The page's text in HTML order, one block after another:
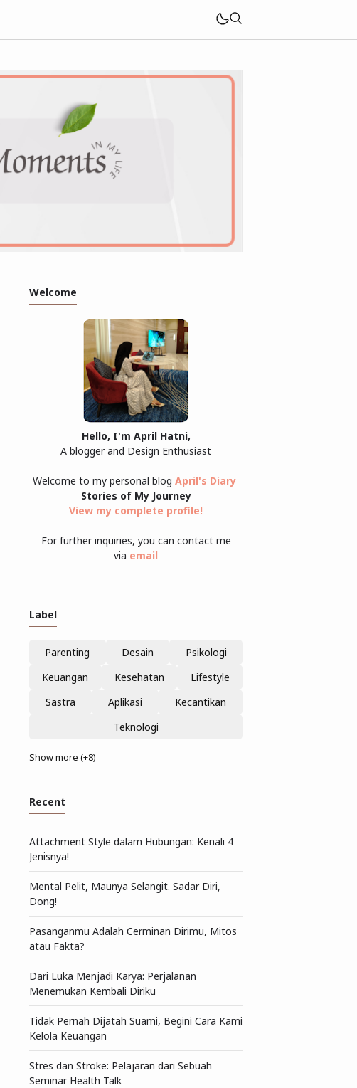
Welcome
Hello, I'm April Hatni,
A blogger and Design Enthusiast
Welcome to my personal blog April's Diary
Stories of My Journey
View my complete profile!
For further inquiries, you can contact me
via email
Label
Parenting Desain
Psikologi
Keuangan
Kesehatan
Lifestyle
Sastra
Aplikasi
Kecantikan
Teknologi
Show more (+8)
Recent
Attachment Style dalam Hubungan: Kenali 4
Jenisnya!
Mental Pelit, Maunya Selangit. Sadar Diri,
Dong!
Pasanganmu Adalah Cerminan Dirimu, Mitos
atau Fakta?
Dari Luka Menjadi Karya: Perjalanan
Menemukan Kembali Diriku
Tidak Pernah Dijatah Suami, Begini Cara Kami
Kelola Keuangan
Stres dan Stroke: Pelajaran dari Sebuah
Seminar Health Talk